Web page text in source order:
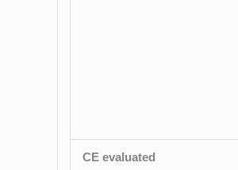
CE evaluated